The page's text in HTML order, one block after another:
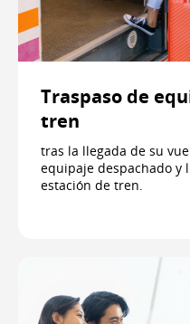
Traspaso de
tren
tras la llegada de su
equipaje despachado y
estación de tren.